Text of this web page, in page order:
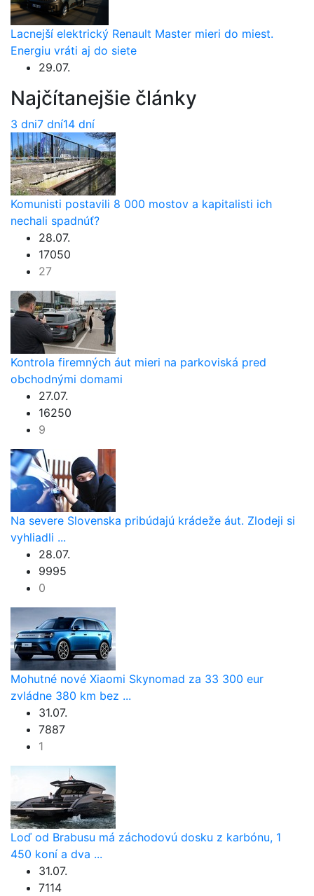
Lacnejší elektrický Renault Master mieri do miest.
Energiu vráti aj do siete
29.07.
Najčítanejšie články
3 dni7 dní14 dní
Komunisti postavili 8 000 mostov a kapitalisti ich
nechali spadnúť?
28.07.
17050
27
Kontrola firemných áut mieri na parkoviská pred
obchodnými domami
27.07.
16250
9
Na severe Slovenska pribúdajú krádeže áut. Zlodeji si
vyhliadli ...
28.07.
9995
0
Mohutné nové Xiaomi Skynomad za 33 300 eur
zvládne 380 km bez ...
31.07.
7887
1
Loď od Brabusu má záchodovú dosku z karbónu, 1
450 koní a dva ...
31.07.
7114